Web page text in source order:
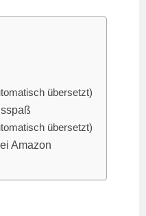
übersetzt)
übersetzt)
Amazon